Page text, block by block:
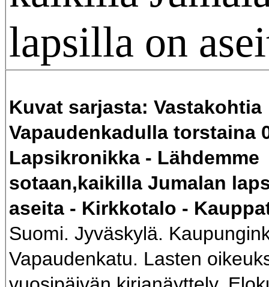
lapsilla on
Kuvat sarjasta: Vastakohtia
Vapaudenkadulla torstaina
Lapsikronikka - Lähdemme
sotaan,kaikilla Jumalan
aseita - Kirkkotalo -
Suomi. Jyväskylä.
Vapaudenkatu. Lasten